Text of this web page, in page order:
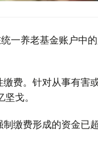
一养老基金账户中
费。针对从事有害
戈。
缴费形成的资金已